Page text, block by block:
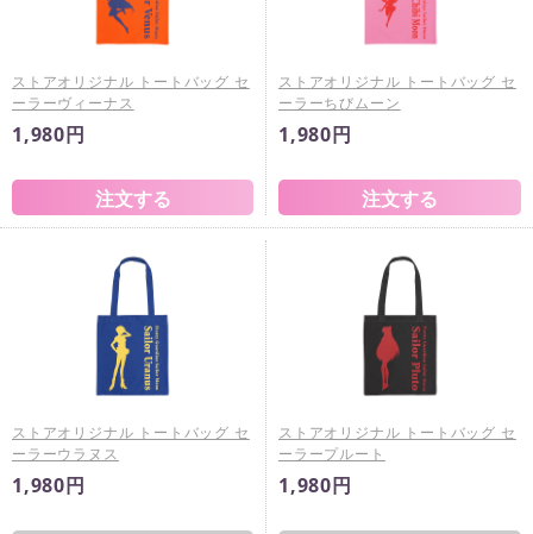
ストアオリジナル トートバッグ セ
ーラーヴィーナス
1,980円
ストアオリジナル トートバッグ セ
ーラーちびムーン
1,980円
ストアオリジナル トートバッグ セ
ーラーウラヌス
1,980円
ストアオリジナル トートバッグ セ
ーラープルート
1,980円